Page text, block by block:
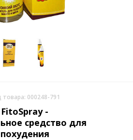
товара: 000248-791
FitoSpray -
средство для
похудения